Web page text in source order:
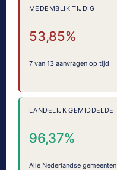
MEDEMBLIK TIJDIG
53,85%
7 van 13 aanvragen op tijd
LANDELIJK GEMIDDELDE
96,37%
Alle Nederlandse gemeenten